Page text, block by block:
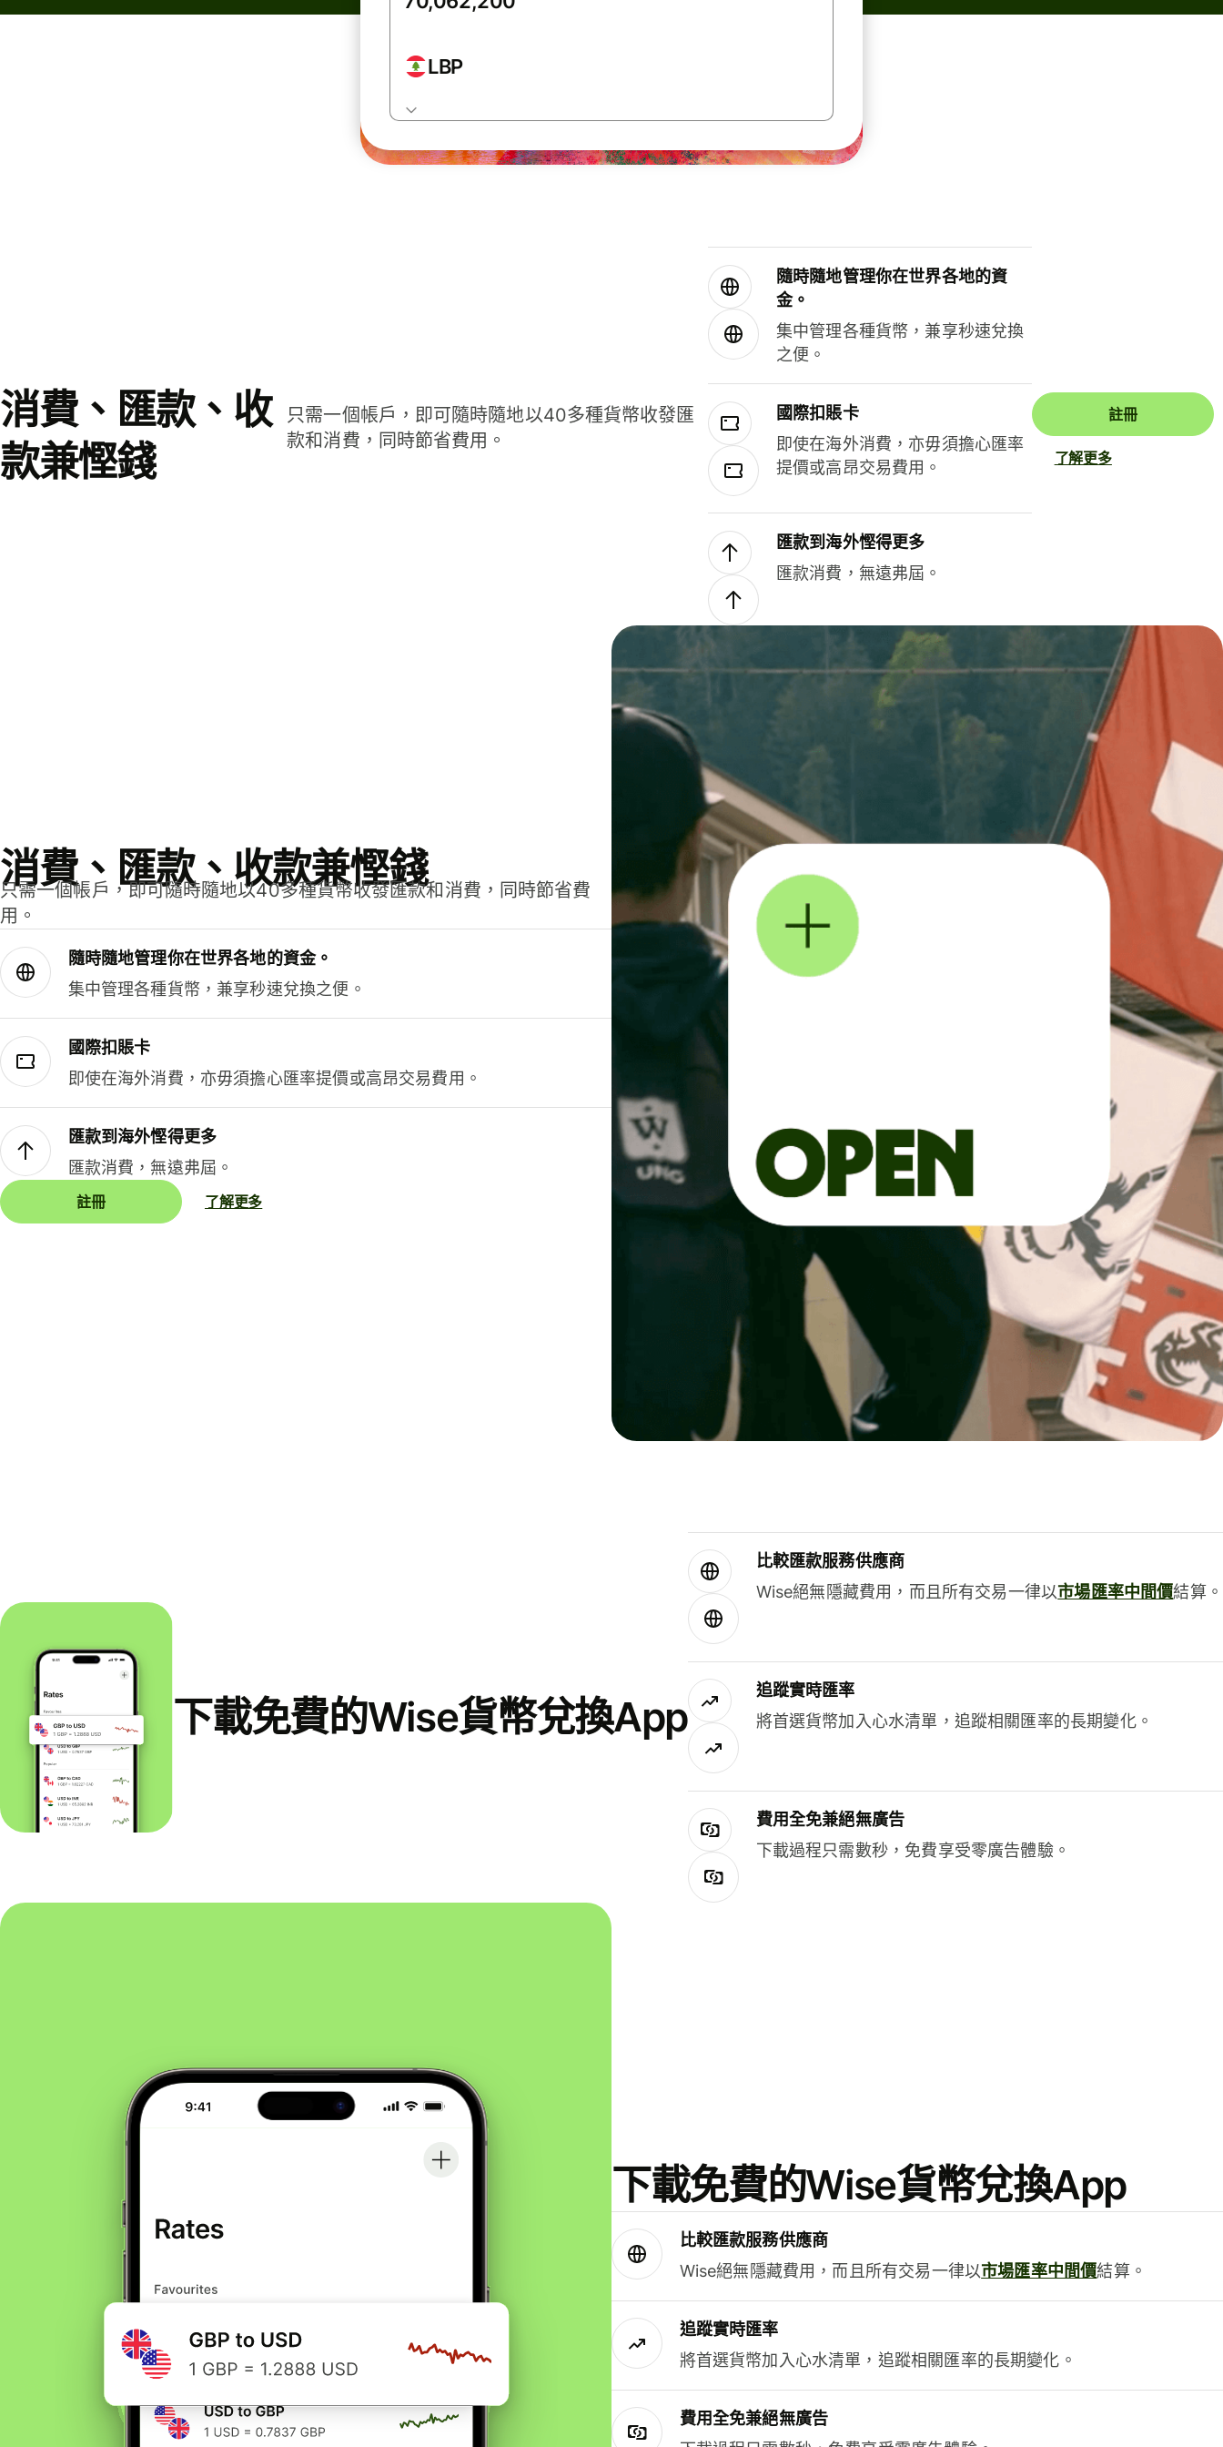
LBP
消費、匯款、收
款兼慳錢
只需一個帳戶，即可隨時隨地以40多種貨幣收發匯
款和消費，同時節省費用。
隨時隨地管理你在世界各地的資
金。
集中管理各種貨幣，兼享秒速兌換
之便。
國際扣賬卡
即使在海外消費，亦毋須擔心匯率
提價或高昂交易費用。
匯款到海外慳得更多
匯款消費，無遠弗屆。
註冊
了解更多
消費、匯款、收款兼慳錢
只需一個帳戶，即可隨時隨地以40多種貨幣收發匯款和消費，同時節省費
用。
隨時隨地管理你在世界各地的資金。
集中管理各種貨幣，兼享秒速兌換之便。
國際扣賬卡
即使在海外消費，亦毋須擔心匯率提價或高昂交易費用。
匯款到海外慳得更多
匯款消費，無遠弗屆。
註冊 了解更多
下載免費的Wise貨幣兌換App
比較匯款服務供應商
Wise絕無隱藏費用，而且所有交易一律以市場匯率中間價結算。
追蹤實時匯率
將首選貨幣加入心水清單，追蹤相關匯率的長期變化。
費用全免兼絕無廣告
下載過程只需數秒，免費享受零廣告體驗。
下載免費的Wise貨幣兌換App
比較匯款服務供應商
Wise絕無隱藏費用，而且所有交易一律以市場匯率中間價結算。
追蹤實時匯率
將首選貨幣加入心水清單，追蹤相關匯率的長期變化。
費用全免兼絕無廣告